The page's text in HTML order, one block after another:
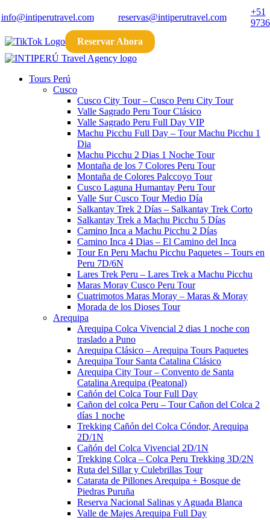
info@intiperutravel.com reservas@intiperutravel.com
+51
Reservar Ahora
Tours Perú
Cusco
Cusco City Tour​ – Cusco Peru City Tour​
Valle Sagrado Peru Tour Clásico
Valle Sagrado Peru Full Day VIP
Machu Picchu Full Day – Tour Machu Picchu 1
Dia
Machu Picchu 2 Dias 1 Noche​ Tour
Montaña de los 7 Colores Peru​ Tour
Montaña de Colores Palccoyo​ Tour
Cusco Laguna Humantay Peru Tour
Valle Sur Cusco Tour​ Medio Día
Salkantay Trek 2 Días – Salkantay Trek Corto
Salkantay Trek a Machu Picchu 5 Días
Camino Inca a Machu Picchu 2 Días
Camino Inca 4 Dias – El Camino del Inca​
Tour En Peru Machu Picchu Paquetes – Tours en
Peru 7D/6N
Lares Trek Peru – Lares Trek a Machu Picchu​
Maras Moray Cusco Peru Tour
Cuatrimotos Maras Moray – Maras & Moray
Morada de los Dioses Tour
Arequipa
Arequipa Colca Vivencial 2 dias 1 noche con
traslado a Puno
Arequipa Clásico – Arequipa Tours Paquetes​
Arequipa Tour Santa Catalina Clásico
Arequipa City Tour – Convento de Santa
Catalina Arequipa (Peatonal)
Cañón del Colca Tour Full Day
Cañon del colca Peru – Tour Cañon del Colca 2
días 1 noche
Trekking Cañón del Colca Cóndor, Arequipa
2D/1N
Cañón del Colca Vivencial 2D/1N
Trekking Colca – Colca Peru Trekking 3D/2N
Ruta del Sillar y Culebrillas Tour
Catarata de Pillones Arequipa + Bosque de
Piedras Puruña
Reserva Nacional Salinas y Aguada Blanca
Valle de Majes Arequipa Full Day